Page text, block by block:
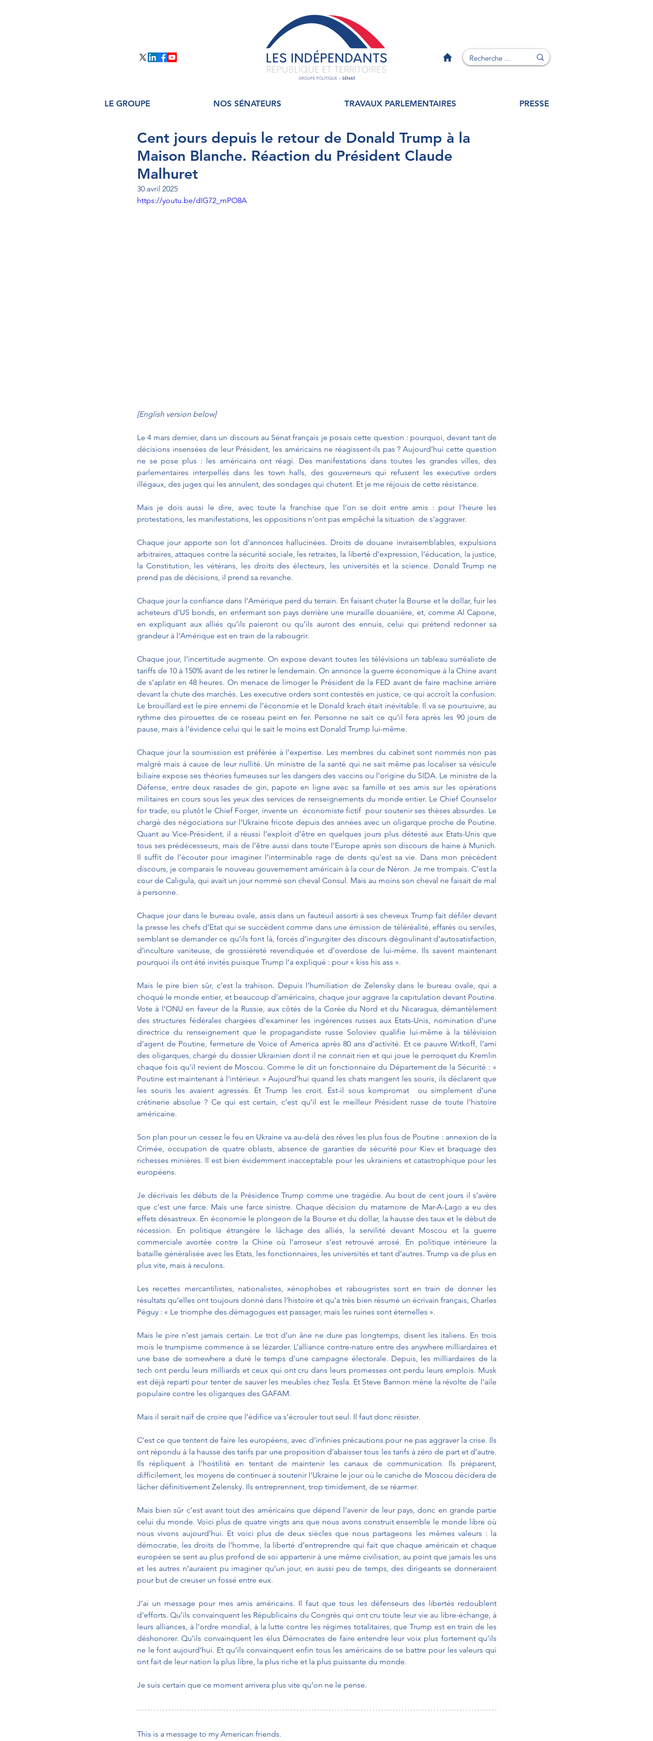
LE GROUPE NOS SÉNATEURS TRAVAUX PARLEMENTAIRES PRESSE
Cent jours depuis le retour de Donald Trump à la
Maison Blanche. Réaction du Président Claude
Malhuret
30 avril 2025
https://youtu.be/dIG72_mPO8A
[English version below]
Le 4 mars dernier, dans un discours au Sénat français je posais cette question : pourquoi, devant tant de
décisions insensées de leur Président, les américains ne réagissent-ils pas ? Aujourd’hui cette question
ne se pose plus : les américains ont réagi. Des manifestations dans toutes les grandes villes, des
parlementaires interpellés dans les town halls, des gouverneurs qui refusent les executive orders
illégaux, des juges qui les annulent, des sondages qui chutent. Et je me réjouis de cette résistance.
Mais je dois aussi le dire, avec toute la franchise que l’on se doit entre amis : pour l’heure les
protestations, les manifestations, les oppositions n’ont pas empêché la situation  de s’aggraver.
Chaque jour apporte son lot d’annonces hallucinées. Droits de douane invraisemblables, expulsions
arbitraires, attaques contre la sécurité sociale, les retraites, la liberté d’expression, l’éducation, la justice,
la Constitution, les vétérans, les droits des électeurs, les universités et la science. Donald Trump ne
prend pas de décisions, il prend sa revanche.
Chaque jour la confiance dans l’Amérique perd du terrain. En faisant chuter la Bourse et le dollar, fuir les
acheteurs d’US bonds, en enfermant son pays derrière une muraille douanière, et, comme Al Capone,
en expliquant aux alliés qu’ils paieront ou qu’ils auront des ennuis, celui qui prétend redonner sa
grandeur à l’Amérique est en train de la rabougrir.
Chaque jour, l’incertitude augmente. On expose devant toutes les télévisions un tableau surréaliste de
tariffs de 10 à 150% avant de les retirer le lendemain. On annonce la guerre économique à la Chine avant
de s’aplatir en 48 heures. On menace de limoger le Président de la FED avant de faire machine arrière
devant la chute des marchés. Les executive orders sont contestés en justice, ce qui accroît la confusion.
Le brouillard est le pire ennemi de l’économie et le Donald krach était inévitable. Il va se poursuivre, au
rythme des pirouettes de ce roseau peint en fer. Personne ne sait ce qu’il fera après les 90 jours de
pause, mais à l’évidence celui qui le sait le moins est Donald Trump lui-même.
Chaque jour la soumission est préférée à l’expertise. Les membres du cabinet sont nommés non pas
malgré mais à cause de leur nullité. Un ministre de la santé qui ne sait même pas localiser sa vésicule
biliaire expose ses théories fumeuses sur les dangers des vaccins ou l’origine du SIDA. Le ministre de la
Défense, entre deux rasades de gin, papote en ligne avec sa famille et ses amis sur les opérations
militaires en cours sous les yeux des services de renseignements du monde entier. Le Chief Counselor
for trade, ou plutôt le Chief Forger, invente un  économiste fictif  pour soutenir ses thèses absurdes. Le
chargé des négociations sur l’Ukraine fricote depuis des années avec un oligarque proche de Poutine.
Quant au Vice-Président, il a réussi l’exploit d’être en quelques jours plus détesté aux Etats-Unis que
tous ses prédécesseurs, mais de l’être aussi dans toute l’Europe après son discours de haine à Munich.
Il suffit de l’écouter pour imaginer l’interminable rage de dents qu’est sa vie. Dans mon précédent
discours, je comparais le nouveau gouvernement américain à la cour de Néron. Je me trompais. C’est la
cour de Caligula, qui avait un jour nommé son cheval Consul. Mais au moins son cheval ne faisait de mal
à personne.
Chaque jour dans le bureau ovale, assis dans un fauteuil assorti à ses cheveux Trump fait défiler devant
la presse les chefs d’Etat qui se succèdent comme dans une émission de téléréalité, effarés ou serviles,
semblant se demander ce qu’ils font là, forcés d’ingurgiter des discours dégoulinant d’autosatisfaction,
d’inculture vaniteuse, de grossièreté revendiquée et d’overdose de lui-même. Ils savent maintenant
pourquoi ils ont été invités puisque Trump l’a expliqué : pour « kiss his ass ».
Mais le pire bien sûr, c’est la trahison. Depuis l’humiliation de Zelensky dans le bureau ovale, qui a
choqué le monde entier, et beaucoup d’américains, chaque jour aggrave la capitulation devant Poutine.
Vote à l’ONU en faveur de la Russie, aux côtés de la Corée du Nord et du Nicaragua, démantèlement
des structures fédérales chargées d’examiner les ingérences russes aux Etats-Unis, nomination d’une
directrice du renseignement que le propagandiste russe Soloviev qualifie lui-même à la télévision
d’agent de Poutine, fermeture de Voice of America après 80 ans d’activité. Et ce pauvre Witkoff, l’ami
des oligarques, chargé du dossier Ukrainien dont il ne connait rien et qui joue le perroquet du Kremlin
chaque fois qu’il revient de Moscou. Comme le dit un fonctionnaire du Département de la Sécurité : «
Poutine est maintenant à l’intérieur. » Aujourd’hui quand les chats mangent les souris, ils déclarent que
les souris les avaient agressés. Et Trump les croit. Est-il sous kompromat  ou simplement d’une
crétinerie absolue ? Ce qui est certain, c’est qu’il est le meilleur Président russe de toute l’histoire
américaine.
Son plan pour un cessez le feu en Ukraine va au-delà des rêves les plus fous de Poutine : annexion de la
Crimée, occupation de quatre oblasts, absence de garanties de sécurité pour Kiev et braquage des
richesses minières. Il est bien évidemment inacceptable pour les ukrainiens et catastrophique pour les
européens.
Je décrivais les débuts de la Présidence Trump comme une tragédie. Au bout de cent jours il s’avère
que c’est une farce. Mais une farce sinistre. Chaque décision du matamore de Mar-A-Lago a eu des
effets désastreux. En économie le plongeon de la Bourse et du dollar, la hausse des taux et le début de
récession. En politique étrangère le lâchage des alliés, la servilité devant Moscou et la guerre
commerciale avortée contre la Chine où l’arroseur s’est retrouvé arrosé. En politique intérieure la
bataille généralisée avec les Etats, les fonctionnaires, les universités et tant d’autres. Trump va de plus en
plus vite, mais à reculons.
Les recettes mercantilistes, nationalistes, xénophobes et rabougristes sont en train de donner les
résultats qu’elles ont toujours donné dans l’histoire et qu’a très bien résumé un écrivain français, Charles
Péguy : « Le triomphe des démagogues est passager, mais les ruines sont éternelles ».
Mais le pire n’est jamais certain. Le trot d’un âne ne dure pas longtemps, disent les italiens. En trois
mois le trumpisme commence à se lézarder. L’alliance contre-nature entre des anywhere milliardaires et
une base de somewhere a duré le temps d’une campagne électorale. Depuis, les milliardaires de la
tech ont perdu leurs milliards et ceux qui ont cru dans leurs promesses ont perdu leurs emplois. Musk
est déjà reparti pour tenter de sauver les meubles chez Tesla. Et Steve Bannon mène la révolte de l’aile
populaire contre les oligarques des GAFAM.
Mais il serait naïf de croire que l’édifice va s’écrouler tout seul. Il faut donc résister.
C’est ce que tentent de faire les européens, avec d’infinies précautions pour ne pas aggraver la crise. Ils
ont répondu à la hausse des tarifs par une proposition d’abaisser tous les tarifs à zéro de part et d’autre.
Ils répliquent à l’hostilité en tentant de maintenir les canaux de communication. Ils préparent,
difficilement, les moyens de continuer à soutenir l’Ukraine le jour où le caniche de Moscou décidera de
lâcher définitivement Zelensky. Ils entreprennent, trop timidement, de se réarmer.
Mais bien sûr c’est avant tout des américains que dépend l’avenir de leur pays, donc en grande partie
celui du monde. Voici plus de quatre vingts ans que nous avons construit ensemble le monde libre où
nous vivons aujourd’hui. Et voici plus de deux siècles que nous partageons les mêmes valeurs : la
démocratie, les droits de l’homme, la liberté d’entreprendre qui fait que chaque américain et chaque
européen se sent au plus profond de soi appartenir à une même civilisation, au point que jamais les uns
et les autres n’auraient pu imaginer qu’un jour, en aussi peu de temps, des dirigeants se donneraient
pour but de creuser un fossé entre eux.
J’ai un message pour mes amis américains. Il faut que tous les défenseurs des libertés redoublent
d’efforts. Qu’ils convainquent les Républicains du Congrès qui ont cru toute leur vie au libre-échange, à
leurs alliances, à l’ordre mondial, à la lutte contre les régimes totalitaires, que Trump est en train de les
déshonorer. Qu’ils convainquent les élus Démocrates de faire entendre leur voix plus fortement qu’ils
ne le font aujourd’hui. Et qu’ils convainquent enfin tous les américains de se battre pour les valeurs qui
ont fait de leur nation la plus libre, la plus riche et la plus puissante du monde.
Je suis certain que ce moment arrivera plus vite qu’on ne le pense.
This is a message to my American friends.